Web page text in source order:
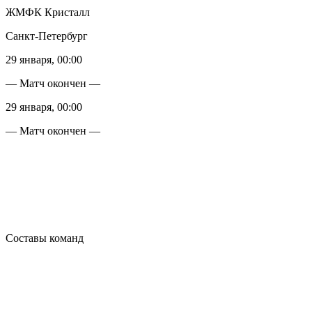
ЖМФК Кристалл
Санкт-Петербург
29 января, 00:00
— Матч окончен —
29 января, 00:00
— Матч окончен —
Составы команд